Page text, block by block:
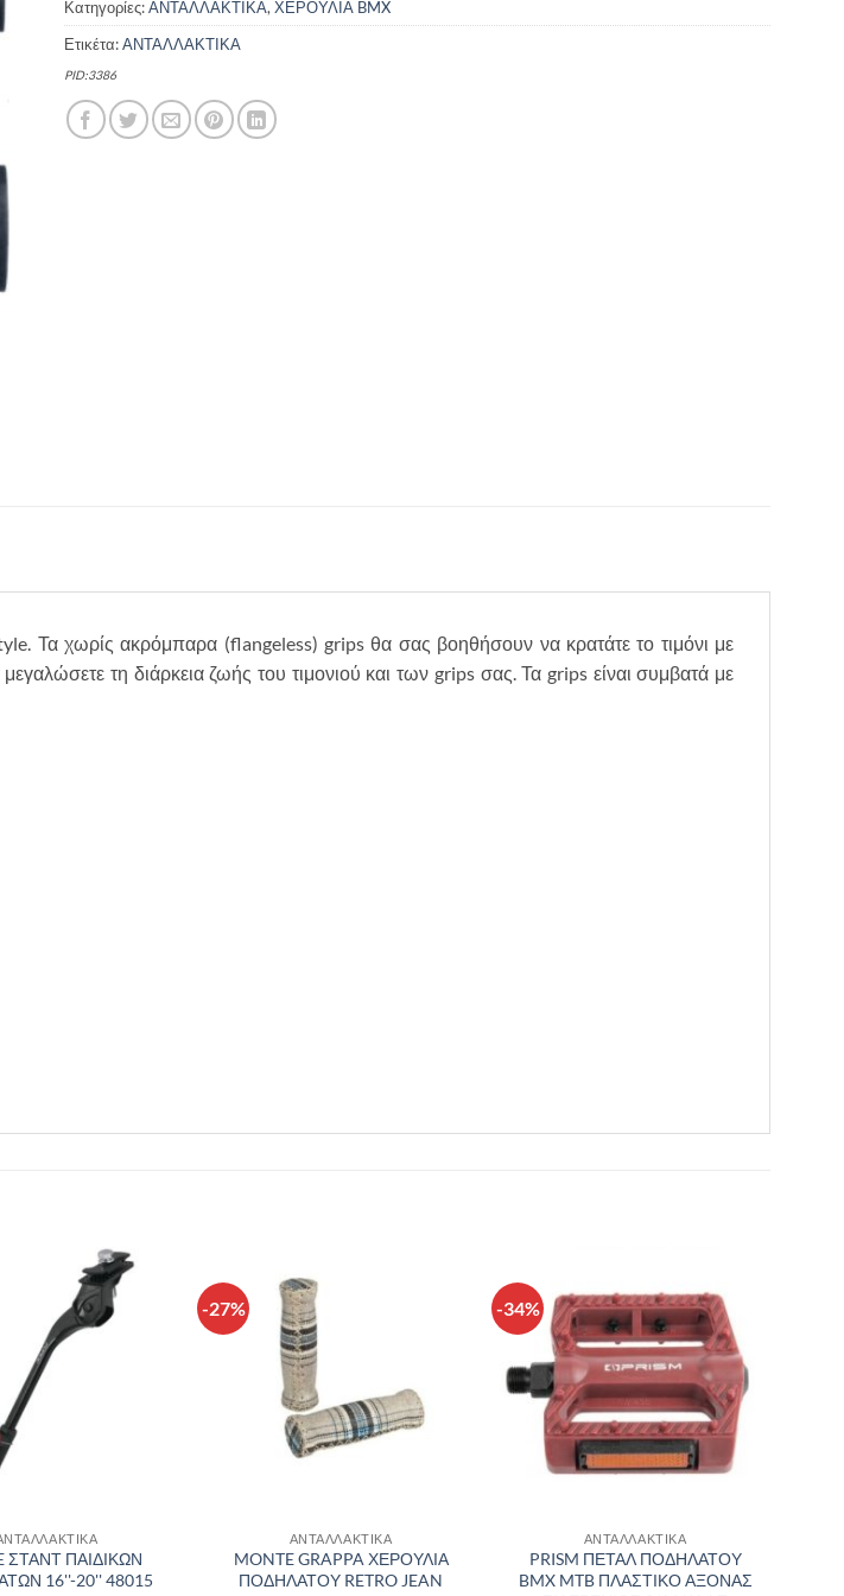
Κατηγορίες:ΑΝΤΑΛΛΑΚΤΙΚΑ, ΧΕΡΟΥΛΙΑ BMX
Ετικέτα:ΑΝΤΑΛΛΑΚΤΙΚΑ
PID:3386
Τα χωρίς ακρόμπαρα (flangeless) grips θα σας βοηθήσουν να κρατάτε το τιμόνι με
τη διάρκεια ζωής του τιμονιού και των grips σας. Τα grips είναι συμβατά με
Πρόσθήκη
στην λίστα
ΣΤΑΝΤ ΠΑΙΔΙΚΩΝ
16''-20'' 48015
-27%
ΑΝΤΑΛΛΑΚΤΙΚΑ
MONTE GRAPPA ΧΕΡΟΥΛΙΑ
ΠΟΔΗΛΑΤΟΥ RETRO JEAN
-34%
Πρόσθήκη
στην λίστα
επιθυμιών
ΑΝΤΑΛΛΑΚΤΙΚΑ
PRISM ΠΕΤΑΛ ΠΟΔΗΛΑΤΟΥ
BMX MTB ΠΛΑΣΤΙΚΟ ΑΞΟΝΑΣ